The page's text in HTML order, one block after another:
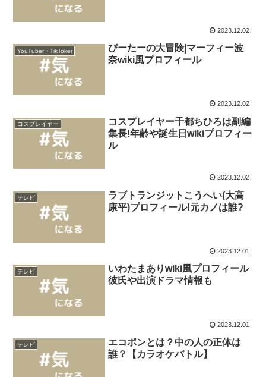
2023.12.02
YouTuber・TikToker
ぴーたーの大冒険|マーフィー波
奈wiki風プロフィール
2023.12.02
コスプレイヤー
コスプレイヤー千都ちひろは副編
集長!年齢や誕生日wikiプロフィー
ル
2023.12.02
テレビ
ラブトランジットこうへい(大高
康平)プロフィール!元カノは誰?
2023.12.01
テレビ
いわたまありwiki風プロフィール
彼氏や出演ドラマ情報も
2023.12.01
テレビ
エコポンとは？中の人の正体は
誰？【カラオケバトル】